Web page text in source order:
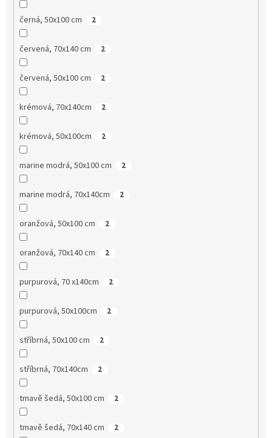
černá, 50x100 cm 2
červená, 70x140 cm 2
červená, 50x100 cm 2
krémová, 70x140cm 2
krémová, 50x100cm 2
marine modrá, 50x100 cm 2
marine modrá, 70x140cm 2
oranžová, 50x100 cm 2
oranžová, 70x140 cm 2
purpurová, 70 x140cm 2
purpurová, 50x100cm 2
stříbrná, 50x100 cm 2
stříbrná, 70x140cm 2
tmavě šedá, 50x100 cm 2
tmavě šedá, 70x140 cm 2